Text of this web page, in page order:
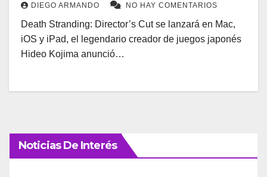
DIEGO ARMANDO NO HAY COMENTARIOS
Death Stranding: Director’s Cut se lanzará en Mac,
iOS y iPad, el legendario creador de juegos japonés
Hideo Kojima anunció…
Noticias De Interés